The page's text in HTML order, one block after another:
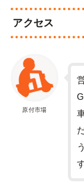
アクセス
原付市場